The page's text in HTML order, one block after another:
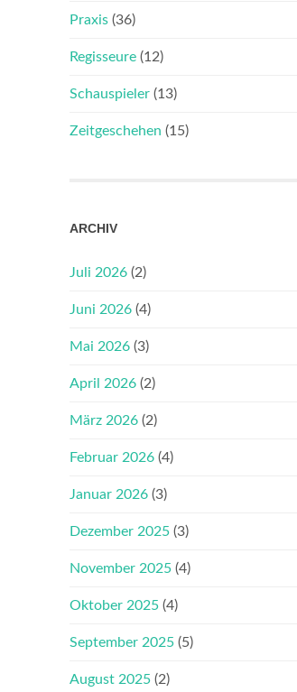
Praxis (36)
Regisseure (12)
Schauspieler (13)
Zeitgeschehen (15)
ARCHIV
Juli 2026 (2)
Juni 2026 (4)
Mai 2026 (3)
April 2026 (2)
März 2026 (2)
Februar 2026 (4)
Januar 2026 (3)
Dezember 2025 (3)
November 2025 (4)
Oktober 2025 (4)
September 2025 (5)
August 2025 (2)